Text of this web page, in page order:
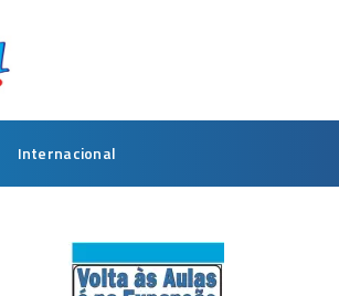
Internacional